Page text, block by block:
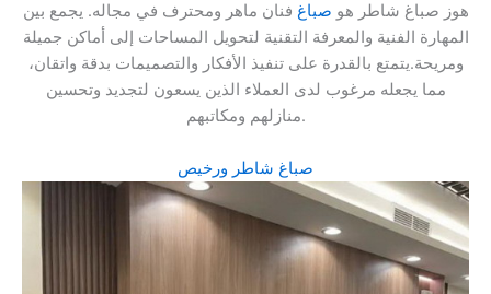
هوز صباغ شاطر هو صباغ فنان ماهر ومحترف في مجاله. يجمع بين
المهارة الفنية والمعرفة التقنية لتحويل المساحات إلى أماكن جميلة
ومريحة.يتمتع بالقدرة على تنفيذ الأفكار والتصميمات بدقة واتقان،
مما يجعله مرغوب لدى العملاء الذين يسعون لتجديد وتحسين
منازلهم ومكاتبهم.
صباغ شاطر ورخيص